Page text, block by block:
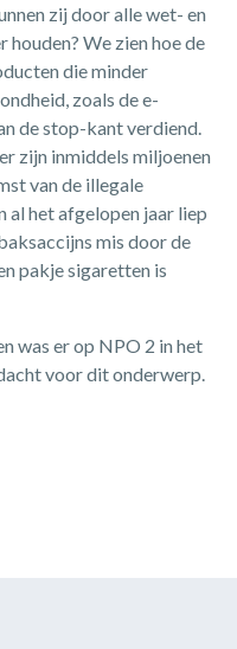
zij door alle wet- en
We zien hoe de
die minder
zoals de e-
de stop-kant verdiend.
zijn inmiddels miljoenen
van de illegale
al het afgelopen jaar liep
mis door de
pakje sigaretten is
was er op NPO 2 in het
voor dit onderwerp.